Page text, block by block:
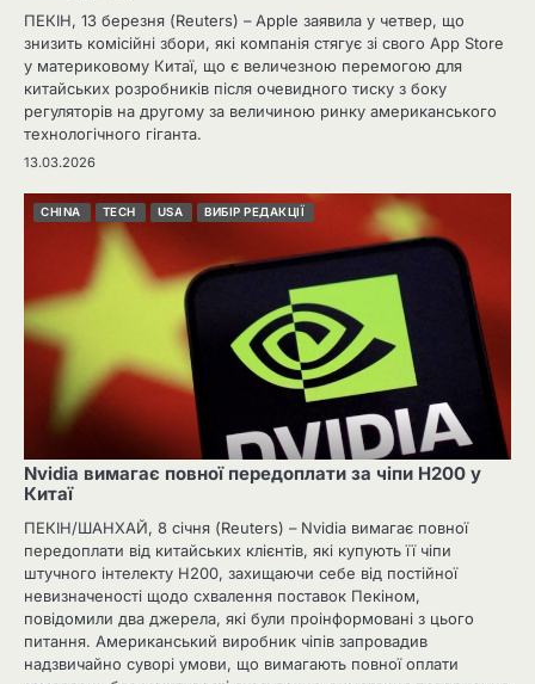
ПЕКІН, 13 березня (Reuters) – Apple заявила у четвер, що
знизить комісійні збори, які компанія стягує зі свого App Store
у материковому Китаї, що є величезною перемогою для
китайських розробників після очевидного тиску з боку
регуляторів на другому за величиною ринку американського
технологічного гіганта.
13.03.2026
CHINA TECH USA ВИБІР РЕДАКЦІЇ
Nvidia вимагає повної передоплати за чіпи H200 у
Китаї
ПЕКІН/ШАНХАЙ, 8 січня (Reuters) – Nvidia вимагає повної
передоплати від китайських клієнтів, які купують її чіпи
штучного інтелекту H200, захищаючи себе від постійної
невизначеності щодо схвалення поставок Пекіном,
повідомили два джерела, які були проінформовані з цього
питання. Американський виробник чіпів запровадив
надзвичайно суворі умови, що вимагають повної оплати